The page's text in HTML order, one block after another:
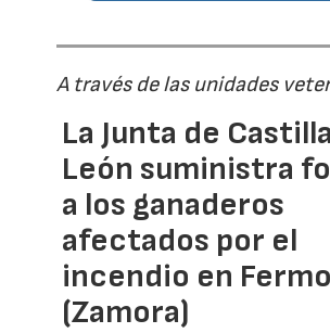
A través de las unidades
La Junta de
León suministra
a los ganaderos
afectados por el
incendio en
(Zamora)